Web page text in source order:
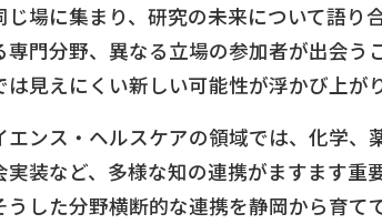
じ場に集まり、研究の未来について語り
専門分野、異なる立場の参加者が出会う
は見えにくい新しい可能性が浮かび上が
エンス・ヘルスケアの領域では、化学、
実装など、多様な知の連携がますます重
うした分野横断的な連携を静岡から育て